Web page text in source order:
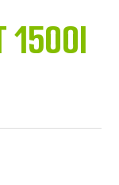
1500l